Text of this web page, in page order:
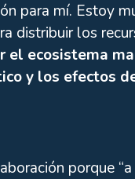
para mí. Estoy
distribuir los
ecosistema
y los efectos
porque